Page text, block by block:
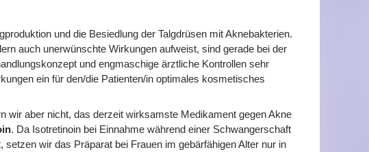
und die Besiedlung der Talgdrüsen mit Aknebakterien.
auch unerwünschte Wirkungen aufweist, sind gerade bei der
und engmaschige ärztliche Kontrollen sehr
ein für den/die Patienten/in optimales kosmetisches
wir aber nicht, das derzeit wirksamste Medikament gegen Akne
. Da Isotretinoin bei Einnahme während einer Schwangerschaft
wir das Präparat bei Frauen im gebärfähigen Alter nur in